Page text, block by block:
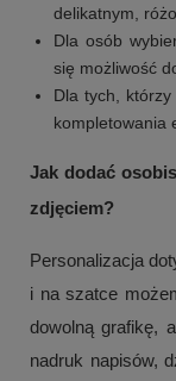
delikatnym,
Dla osób
się możliwość
Dla tych,
kompletowania
Jak dodać
zdjęciem?
Personalizacja
i na szatce
dowolną grafikę,
nadruk napisów,